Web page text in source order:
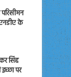
के
सिंह
पर